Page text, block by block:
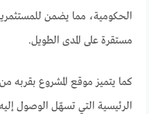
الحكومية، مما يضمن
مستقرة على المدى الطويل.
كما يتميز موقع المشروع بقربه
الرئيسية التي تسهّل الوصول